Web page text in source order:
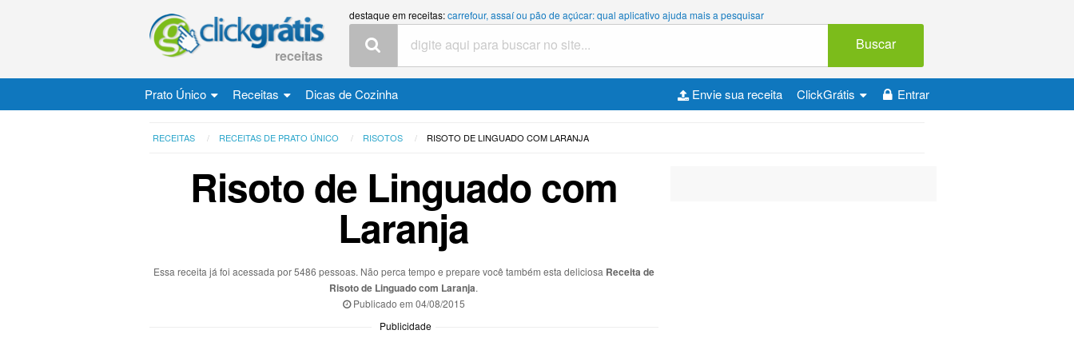
receitas
destaque em receitas:carrefour, assaí ou pão de açúcar: qual aplicativo ajuda mais a pesquisar
Buscar
Prato Único Receitas Dicas de Cozinha Entrar
ClickGrátis
Envie sua receita
RECEITAS RECEITAS DE PRATO ÚNICO RISOTOS RISOTO DE LINGUADO COM LARANJA
Risoto de Linguado com
Laranja
Essa receita já foi acessada por 5486 pessoas. Não perca tempo e prepare você também esta deliciosa Receita de
Risoto de Linguado com Laranja.
Publicado em 04/08/2015
Publicidade